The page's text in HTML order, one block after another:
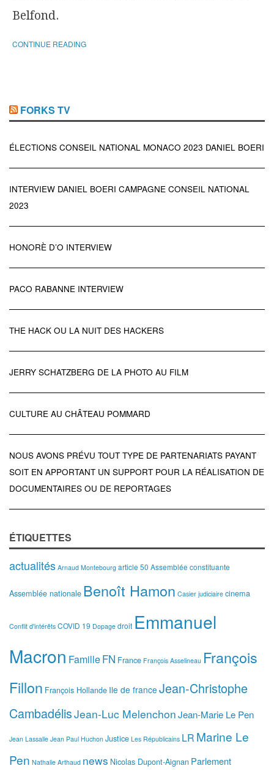
Belfond.
CONTINUE READING
FORKS TV
ÉLECTIONS CONSEIL NATIONAL MONACO 2023 DANIEL BOERI
INTERVIEW DANIEL BOERI CAMPAGNE CONSEIL NATIONAL
2023
HONORÈ D’O INTERVIEW
PACO RABANNE INTERVIEW
THE HACK OU LA NUIT DES HACKERS
JERRY SCHATZBERG DE LA PHOTO AU FILM
CULTURE AU CHÂTEAU POMMARD
NOUS AVONS PRÉVU TOUT TYPE DE PARTENARIATS PAYANT
SOIT EN APPORTANT UN SUPPORT POUR LA RÉALISATION DE
DOCUMENTAIRES OU DE REPORTAGES
ÉTIQUETTES
actualités Arnaud Montebourg article 50 Assemblée constituante
Assemblée nationale Benoît Hamon Casier judiciaire cinema
Conflit d'intérêts COVID 19 Dopage droit Emmanuel
Macron FamilleFN France François Asselineau François
Fillon François Hollande Ile de france Jean-Christophe
CambadélisJean-Luc MelenchonJean-Marie Le Pen
Jean Lassalle Jean Paul Huchon Justice Les Républicains LR Marine Le
Pen Nathalie Arthaud news Nicolas Dupont-Aignan Parlement